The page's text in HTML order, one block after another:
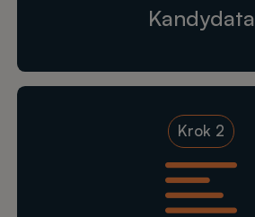
Kandydata
Krok 2